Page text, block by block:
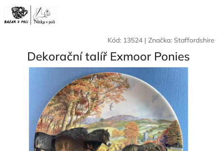
obsah
Kód: 13524 | Značka: Staffordshire
Dekorační talíř Exmoor Ponies